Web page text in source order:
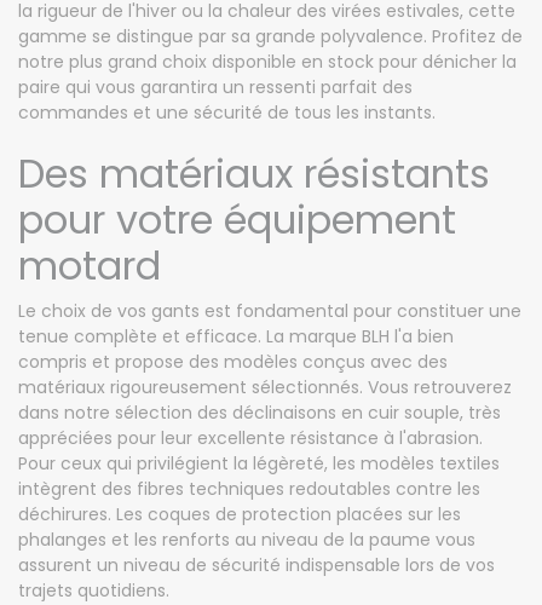
la rigueur de l'hiver ou la chaleur des virées estivales, cette
gamme se distingue par sa grande polyvalence. Profitez de
notre plus grand choix disponible en stock pour dénicher la
paire qui vous garantira un ressenti parfait des
commandes et une sécurité de tous les instants.
Des matériaux résistants
pour votre équipement
motard
Le choix de vos gants est fondamental pour constituer une
tenue complète et efficace. La marque BLH l'a bien
compris et propose des modèles conçus avec des
matériaux rigoureusement sélectionnés. Vous retrouverez
dans notre sélection des déclinaisons en cuir souple, très
appréciées pour leur excellente résistance à l'abrasion.
Pour ceux qui privilégient la légèreté, les modèles textiles
intègrent des fibres techniques redoutables contre les
déchirures. Les coques de protection placées sur les
phalanges et les renforts au niveau de la paume vous
assurent un niveau de sécurité indispensable lors de vos
trajets quotidiens.